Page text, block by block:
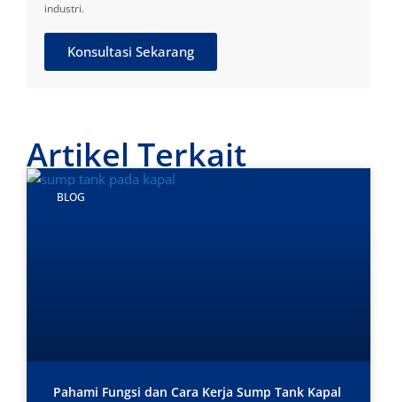
industri.
Konsultasi Sekarang
Artikel Terkait
BLOG
Pahami Fungsi dan Cara Kerja Sump Tank Kapal